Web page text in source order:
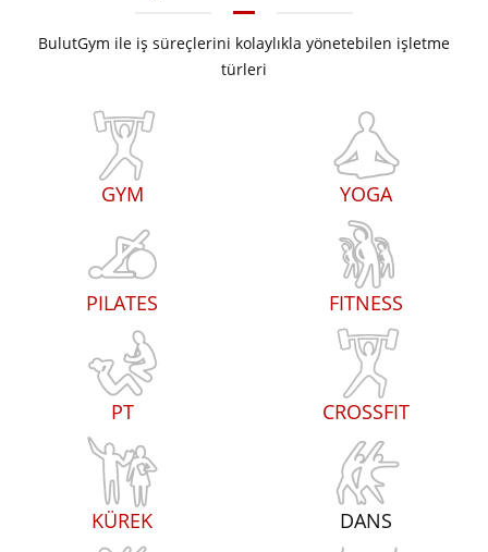
BulutGym ile iş süreçlerini kolaylıkla yönetebilen işletme
türleri
GYM YOGA
PILATES FITNESS
PT CROSSFIT
KÜREK DANS